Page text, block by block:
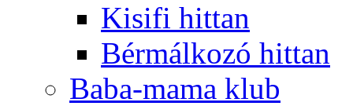
Kisifi hittan
Bérmálkozó hittan
Baba-mama klub